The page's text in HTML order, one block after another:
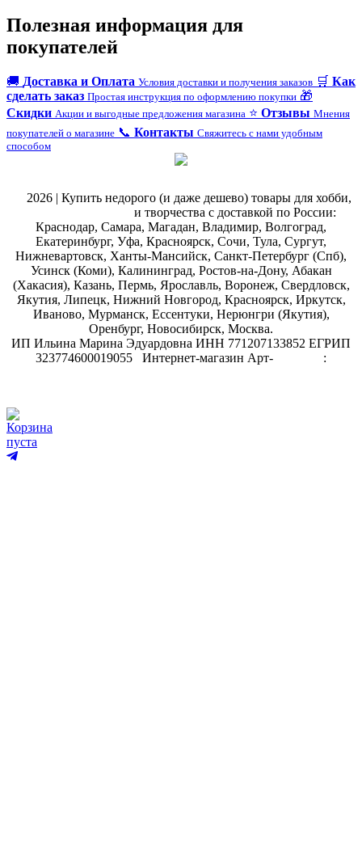
Полезная информация для
покупателей
🚚 Доставка и Оплата Условия доставки и получения заказов 🛒 Как
сделать заказ Простая инструкция по оформлению покупки 🎁
Скидки Акции и выгодные предложения магазина ⭐ Отзывы Мнения
покупателей о магазине 📞 Контакты Свяжитесь с нами удобным
способом
2026 | Купить недорого (и даже дешево) товары для хобби,
и творчества с доставкой по России:
Краснодар, Самара, Магадан, Владимир, Волгоград,
Екатеринбург, Уфа, Красноярск, Сочи, Тула, Сургут,
Нижневартовск, Ханты-Мансийск, Санкт-Петербург (Спб),
Усинск (Коми), Калининград, Ростов-на-Дону, Абакан
(Хакасия), Казань, Пермь, Ярославль, Воронеж, Свердловск,
Якутия, Липецк, Нижний Новгород, Красноярск, Иркутск,
Иваново, Мурманск, Ессентуки, Нерюнгри (Якутия),
Оренбург, Новосибирск, Москва.
ИП Ильина Марина Эдуардовна ИНН 771207133852 ЕГРИП
323774600019055
Интернет-магазин Арт-
:
Корзина
пуста